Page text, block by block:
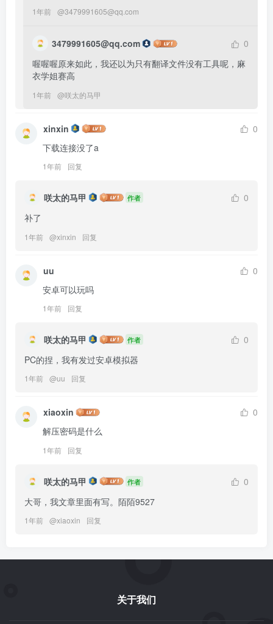
1年前 @3479991605@qq.com
3479991605@qq.com
0
喔喔喔原来如此，我还以为只有翻译文件没有工具呢，麻
衣学姐赛高
1年前 @咲太的马甲
xinxin
0
下载连接没了a
1年前 回复
咲太的马甲 作者
0
补了
1年前 @xinxin 回复
uu
0
安卓可以玩吗
1年前 回复
咲太的马甲 作者
0
PC的捏，我有发过安卓模拟器
1年前 @uu 回复
xiaoxin
0
解压密码是什么
1年前 回复
咲太的马甲 作者
0
大哥，我文章里面有写。陌陌9527
1年前 @xiaoxin 回复
关于我们